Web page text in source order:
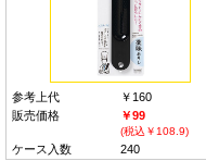
参考上代
￥160
販売価格
￥99
(税込￥108.9)
ケース入数 240